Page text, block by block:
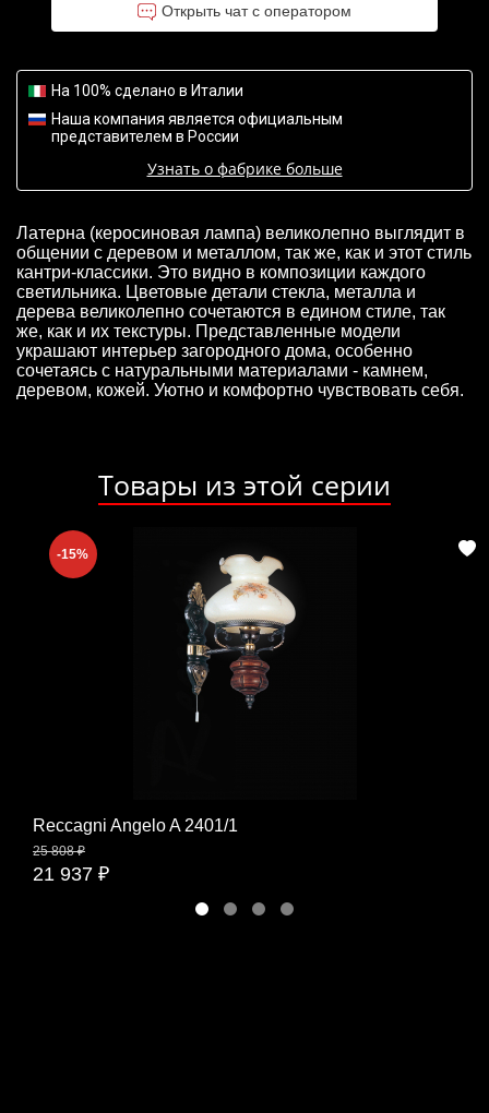
Открыть чат с оператором
На 100% сделано в Италии
Наша компания является официальным
представителем в России
Узнать о фабрике больше
Латерна (керосиновая лампа) великолепно выглядит в
общении с деревом и металлом, так же, как и этот стиль
кантри-классики. Это видно в композиции каждого
светильника. Цветовые детали стекла, металла и
дерева великолепно сочетаются в едином стиле, так
же, как и их текстуры. Представленные модели
украшают интерьер загородного дома, особенно
сочетаясь с натуральными материалами - камнем,
деревом, кожей. Уютно и комфортно чувствовать себя.
Товары из этой серии
-15%
Reccagni Angelo A 2401/1
25 808 ₽
21 937 ₽